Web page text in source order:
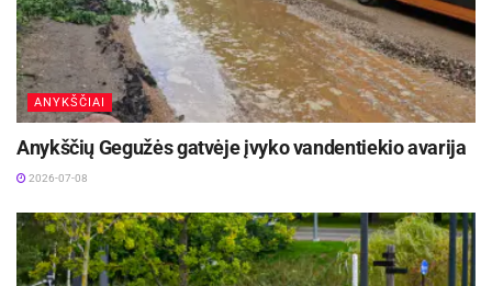
ANYKŠČIAI
Anykščių Gegužės gatvėje įvyko vandentiekio avarija
2026-07-08